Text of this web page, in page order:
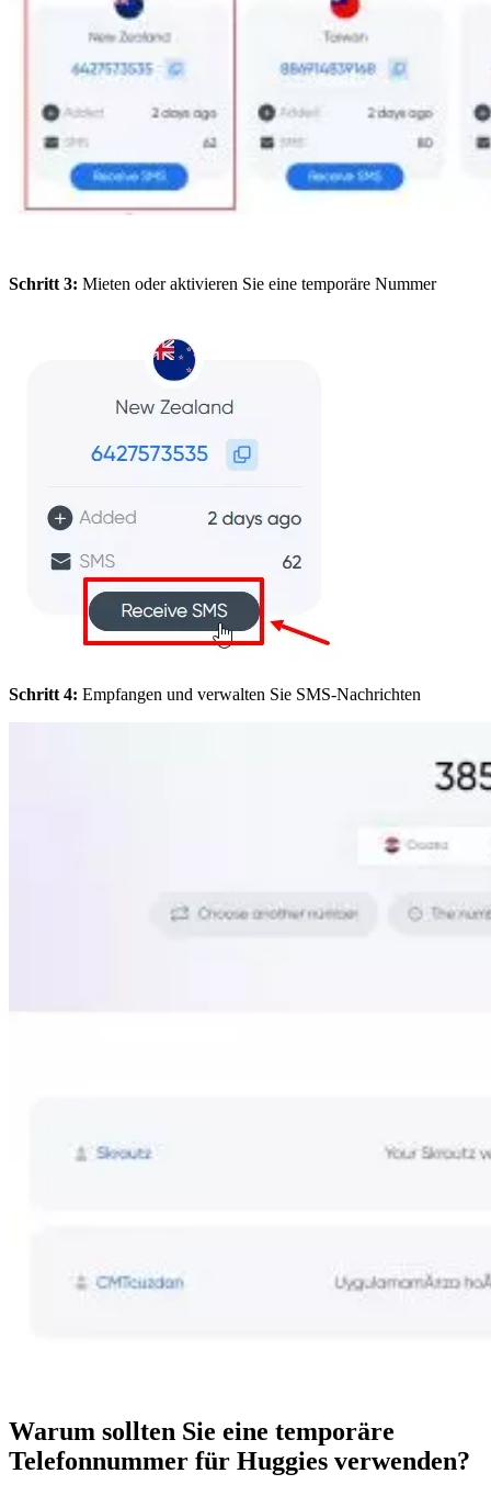
Schritt 3: Mieten oder aktivieren Sie eine temporäre Nummer
Schritt 4: Empfangen und verwalten Sie SMS-Nachrichten
Warum sollten Sie eine temporäre
Telefonnummer für Huggies verwenden?